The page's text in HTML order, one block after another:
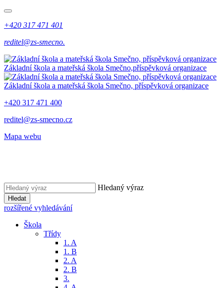
+420 317 471 401
reditel@zs-smecno.
Základní škola a mateřská škola Smečno,příspěvková organizace
Základní škola a mateřská škola Smečno, příspěvková organizace
+420 317 471 400
reditel@zs-smecno.cz
Mapa webu
Hledaný výraz
Hledat
rozšířené vyhledávání
Škola
Třídy
1. A
1. B
2. A
2. B
3.